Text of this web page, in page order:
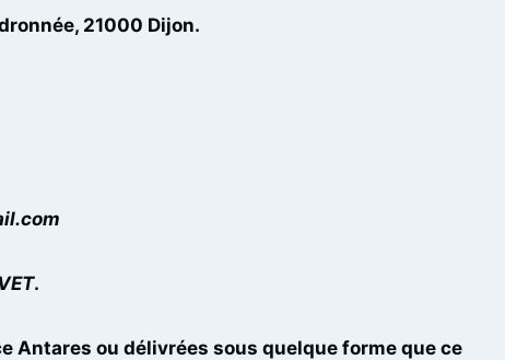
21000 Dijon.
.
ou délivrées sous quelque forme que ce